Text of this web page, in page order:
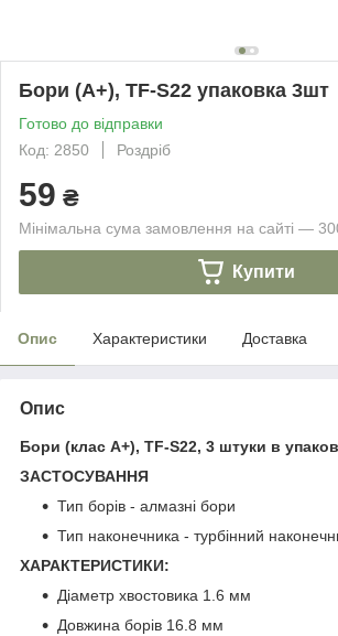
Бори (A+), TF-S22 упаковка 3шт
Готово до відправки
Код: 2850
Роздріб
59 ₴
Мінімальна сума замовлення на сайті —
Купити
Опис Характеристики Доставка
Опис
Бори (клас A+), TF-S22, 3 штуки в
ЗАСТОСУВАННЯ
Тип борів - алмазні бори
Тип наконечника - турбінний
ХАРАКТЕРИСТИКИ:
Діаметр хвостовика 1.6 мм
Довжина борів 16.8 мм